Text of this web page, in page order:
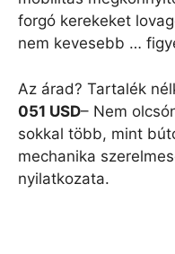
forgó kerekeket
nem kevesebb …
Az árad? Tartalék
051 USD– Nem
sokkal több, mint
mechanika
nyilatkozata.